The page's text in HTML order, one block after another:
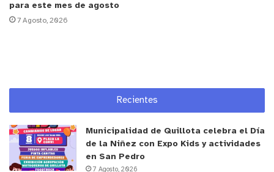
para este mes de agosto
7 Agosto, 2026
Recientes
Municipalidad de Quillota celebra el Día
de la Niñez con Expo Kids y actividades
en San Pedro
7 Agosto, 2026